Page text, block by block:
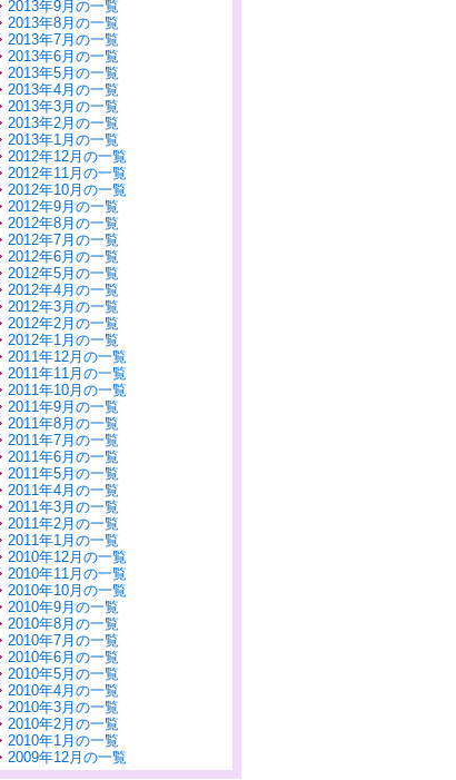
2013年9月の一覧
2013年8月の一覧
2013年7月の一覧
2013年6月の一覧
2013年5月の一覧
2013年4月の一覧
2013年3月の一覧
2013年2月の一覧
2013年1月の一覧
2012年12月の一覧
2012年11月の一覧
2012年10月の一覧
2012年9月の一覧
2012年8月の一覧
2012年7月の一覧
2012年6月の一覧
2012年5月の一覧
2012年4月の一覧
2012年3月の一覧
2012年2月の一覧
2012年1月の一覧
2011年12月の一覧
2011年11月の一覧
2011年10月の一覧
2011年9月の一覧
2011年8月の一覧
2011年7月の一覧
2011年6月の一覧
2011年5月の一覧
2011年4月の一覧
2011年3月の一覧
2011年2月の一覧
2011年1月の一覧
2010年12月の一覧
2010年11月の一覧
2010年10月の一覧
2010年9月の一覧
2010年8月の一覧
2010年7月の一覧
2010年6月の一覧
2010年5月の一覧
2010年4月の一覧
2010年3月の一覧
2010年2月の一覧
2010年1月の一覧
2009年12月の一覧